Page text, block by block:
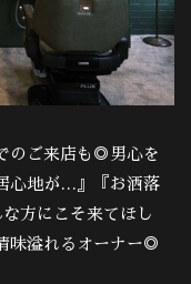
のご来店も◎男心を
心地が…』『お洒落
方にこそ来てほし
味溢れるオーナー◎